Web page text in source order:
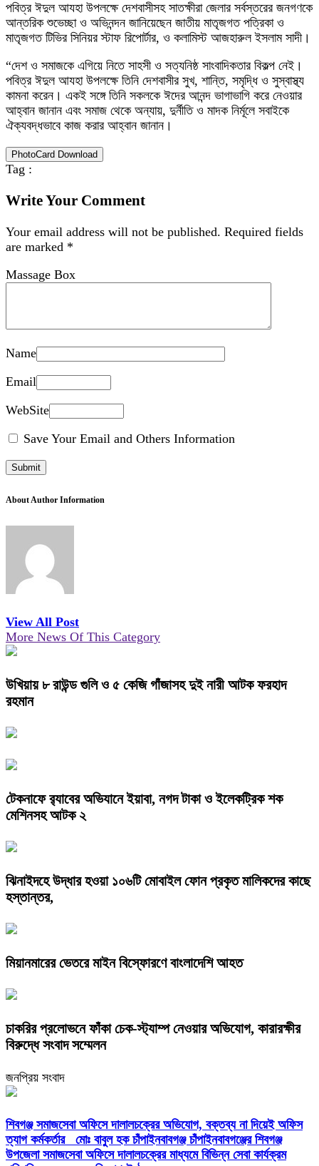
পবিত্র ঈদুল আযহা উপলক্ষে দেশবাসীসহ সাতক্ষীরা জেলার সর্বস্তরের জনগণকে
আন্তরিক শুভেচ্ছা ও অভিনন্দন জানিয়েছেন জাতীয় মাতৃজগত পত্রিকা ও
মাতৃজগত টিভির সিনিয়র স্টাফ রিপোর্টার, ও কলামিস্ট আজহারুল ইসলাম সাদী।
“দেশ ও সমাজকে এগিয়ে নিতে সাহসী ও সত্যনিষ্ঠ সাংবাদিকতার বিকল্প নেই।
পবিত্র ঈদুল আযহা উপলক্ষে তিনি দেশবাসীর সুখ, শান্তি, সমৃদ্ধি ও সুস্বাস্থ্য
কামনা করেন। একই সঙ্গে তিনি সকলকে ঈদের আনন্দ ভাগাভাগি করে নেওয়ার
আহ্বান জানান এবং সমাজ থেকে অন্যায়, দুর্নীতি ও মাদক নির্মূলে সবাইকে
ঐক্যবদ্ধভাবে কাজ করার আহ্বান জানান।
PhotoCard Download
Tag :
Write Your Comment
Your email address will not be published. Required fields
are marked *
Massage Box
Name
Email
WebSite
Save Your Email and Others Information
About Author Information
View All Post
More News Of This Category
উখিয়ায় ৮ রাউন্ড গুলি ও ৫ কেজি গাঁজাসহ দুই নারী আটক ফরহাদ
রহমান
টেকনাফে র‌্যাবের অভিযানে ইয়াবা, নগদ টাকা ও ইলেকট্রিক শক
মেশিনসহ আটক ২
ঝিনাইদহে উদ্ধার হওয়া ১০৬টি মোবাইল ফোন প্রকৃত মালিকদের কাছে
হস্তান্তর,
মিয়ানমারের ভেতরে মাইন বিস্ফোরণে বাংলাদেশি আহত
চাকরির প্রলোভনে ফাঁকা চেক-স্ট্যাম্প নেওয়ার অভিযোগ, কারারক্ষীর
বিরুদ্ধে সংবাদ সম্মেলন
জনপ্রিয় সংবাদ
শিবগঞ্জ সমাজসেবা অফিসে দালালচক্রের অভিযোগ, বক্তব্য না দিয়েই অফিস
ত্যাগ কর্মকর্তার মোঃ বাবুল হক চাঁপাইনবাবগঞ্জ চাঁপাইনবাবগঞ্জের শিবগঞ্জ
উপজেলা সমাজসেবা অফিসে দালালচক্রের মাধ্যমে বিভিন্ন সেবা কার্যক্রম